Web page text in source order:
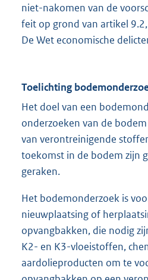
niet-nakomen van de
feit op grond van artikel 9.2,
De Wet economische
Toelichting
Het doel van een
onderzoeken van de
van verontreinigende
toekomst in de bodem zijn
geraken.
Het bodemonderzoek is
nieuwplaatsing of
opvangbakken, die nodig
K2- en K3-vloeistoffen,
aardolieproducten om te